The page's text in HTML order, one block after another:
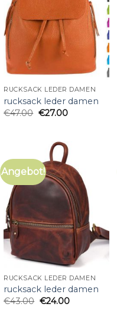
RUCKSACK LEDER DAMEN
rucksack leder damen
€47.00 €27.00
Angebot!
RUCKSACK LEDER DAMEN
rucksack leder damen
€43.00 €24.00